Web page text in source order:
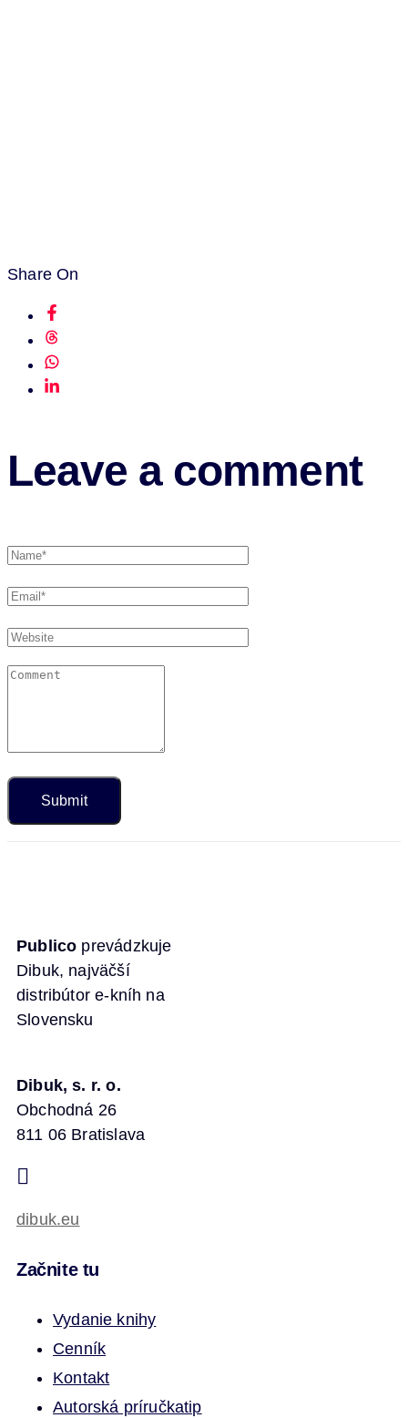
Share On
Leave a comment
Publico prevádzkuje
Dibuk, najväčší
distribútor e-kníh na
Slovensku
Dibuk, s. r. o.
Obchodná 26
811 06 Bratislava
dibuk.eu
Začnite tu
Vydanie knihy
Cenník
Kontakt
Autorská príručkatip